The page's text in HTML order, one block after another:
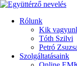
Rólunk
Kik
Tóth Szilvi
Petró
Szolgáltatásaink